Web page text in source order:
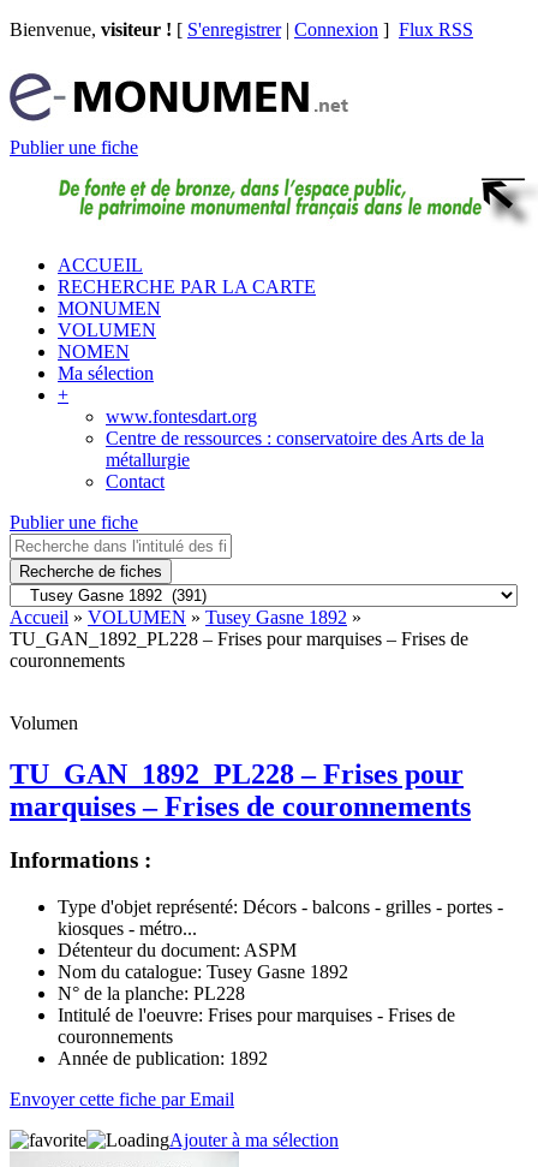
Bienvenue, visiteur ! [ S'enregistrer| Connexion ] Flux RSS
Publier une fiche
ACCUEIL
RECHERCHE PAR LA CARTE
MONUMEN
VOLUMEN
NOMEN
Ma sélection
+
www.fontesdart.org
Centre de ressources : conservatoire des Arts de la
métallurgie
Contact
Publier une fiche
Recherche de fiches
Accueil » VOLUMEN » Tusey Gasne 1892 »
TU_GAN_1892_PL228 – Frises pour marquises – Frises de
couronnements
Volumen
TU_GAN_1892_PL228 – Frises pour
marquises – Frises de couronnements
Informations :
Type d'objet représenté: Décors - balcons - grilles - portes -
kiosques - métro...
Détenteur du document: ASPM
Nom du catalogue: Tusey Gasne 1892
N° de la planche: PL228
Intitulé de l'oeuvre: Frises pour marquises - Frises de
couronnements
Année de publication: 1892
Envoyer cette fiche par Email
Ajouter à ma sélection